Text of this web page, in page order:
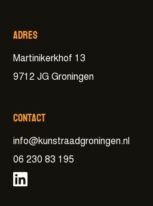
Adres
Martinikerkhof 13
9712 JG Groningen
Contact
info@kunstraadgroningen.nl
06 230 83 195